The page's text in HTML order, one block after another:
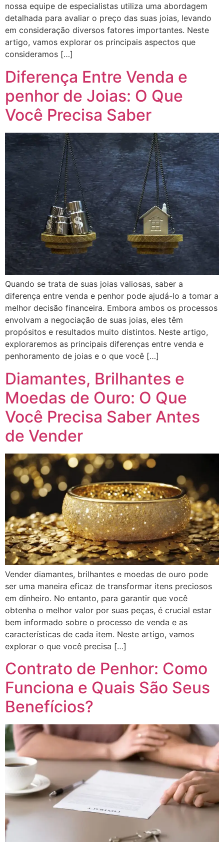
nossa equipe de especialistas utiliza uma abordagem
detalhada para avaliar o preço das suas joias, levando
em consideração diversos fatores importantes. Neste
artigo, vamos explorar os principais aspectos que
consideramos […]
Diferença Entre Venda e
penhor de Joias: O Que
Você Precisa Saber
Quando se trata de suas joias valiosas, saber a
diferença entre venda e penhor pode ajudá-lo a tomar a
melhor decisão financeira. Embora ambos os processos
envolvam a negociação de suas joias, eles têm
propósitos e resultados muito distintos. Neste artigo,
exploraremos as principais diferenças entre venda e
penhoramento de joias e o que você […]
Diamantes, Brilhantes e
Moedas de Ouro: O Que
Você Precisa Saber Antes
de Vender
Vender diamantes, brilhantes e moedas de ouro pode
ser uma maneira eficaz de transformar itens preciosos
em dinheiro. No entanto, para garantir que você
obtenha o melhor valor por suas peças, é crucial estar
bem informado sobre o processo de venda e as
características de cada item. Neste artigo, vamos
explorar o que você precisa […]
Contrato de Penhor: Como
Funciona e Quais São Seus
Benefícios?